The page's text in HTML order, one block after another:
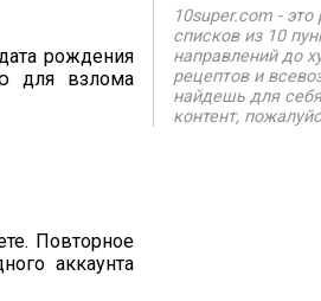
рождения
для взлома
Повторное
аккаунта
10super.com -
списков из 10
направлений до
рецептов и
найдешь для
контент,